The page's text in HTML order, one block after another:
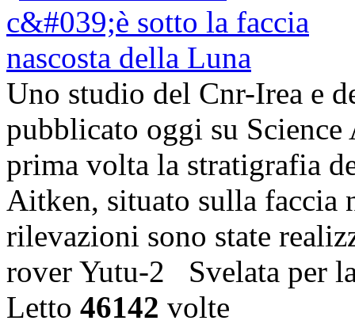
Uno studio del Cnr-Irea e
pubblicato oggi su
prima volta la stratigrafia
Aitken, situato sulla faccia
rilevazioni sono state
rover Yutu-2 Svelata per
Letto 46142 volte